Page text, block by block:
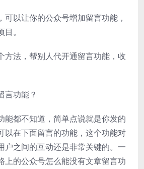
可以让你的公众号增加留言功能，
。
方法，帮别人代开通留言功能，收
言功能？
能都不知道，简单点说就是你发的
以在下面留言的功能，这个功能对
户之间的互动还是非常关键的。一
上的公众号怎么能没有文章留言功